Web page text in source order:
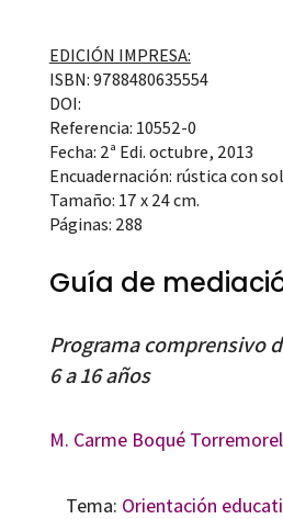
EDICIÓN IMPRESA:
ISBN: 9788480635554
DOI:
Referencia: 10552-0
Fecha: 2ª Edi. octubre, 2013
Encuadernación: rústica con
Tamaño: 17 x 24 cm.
Páginas: 288
Guía de
Programa comprensivo
6 a 16 años
M. Carme Boqué
Tema: Orientación